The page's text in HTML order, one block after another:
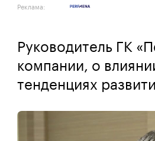
Реклама:
Руководитель ГК
компании, о
тенденциях